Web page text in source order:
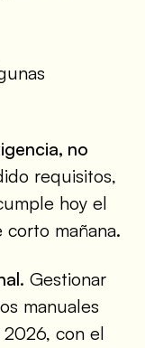
no
requisitos,
hoy el
mañana.
Gestionar
manuales
2026, con el